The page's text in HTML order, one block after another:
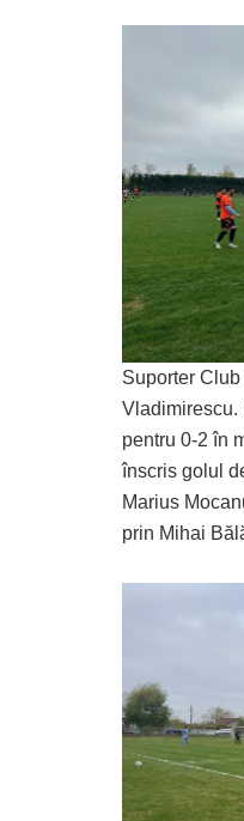
Suporter
Vladimirescu.
pentru 0-2 în
înscris golul
Marius
prin Mihai